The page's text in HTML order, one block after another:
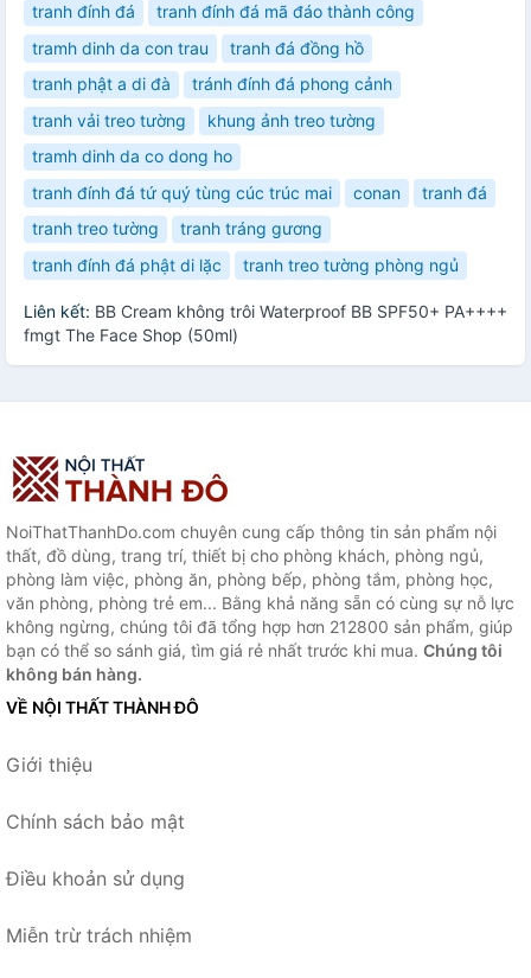
tranh đính đá
tranh đính đá mã đáo thành công
tramh dinh da con trau
tranh đá đồng hồ
tranh phật a di đà
tránh đính đá phong cảnh
tranh vải treo tường
khung ảnh treo tường
tramh dinh da co dong ho
tranh đính đá tứ quý tùng cúc trúc mai
conan
tranh đá
tranh treo tường
tranh tráng gương
tranh đính đá phật di lặc
tranh treo tường phòng ngủ
Liên kết: BB Cream không trôi Waterproof BB SPF50+ PA++++
fmgt The Face Shop (50ml)
NoiThatThanhDo.com chuyên cung cấp thông tin sản phẩm nội
thất, đồ dùng, trang trí, thiết bị cho phòng khách, phòng ngủ,
phòng làm việc, phòng ăn, phòng bếp, phòng tắm, phòng học,
văn phòng, phòng trẻ em... Bằng khả năng sẵn có cùng sự nỗ lực
không ngừng, chúng tôi đã tổng hợp hơn 212800 sản phẩm, giúp
bạn có thể so sánh giá, tìm giá rẻ nhất trước khi mua. Chúng tôi
không bán hàng.
VỀ NỘI THẤT THÀNH ĐÔ
Giới thiệu
Chính sách bảo mật
Điều khoản sử dụng
Miễn trừ trách nhiệm